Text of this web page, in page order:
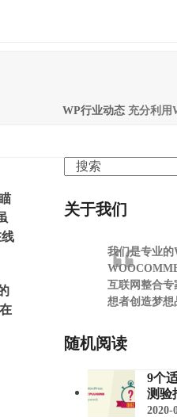
WP行业动态 充分利用
Search
关于我们
我们是专业的
互联网整合
想者创造梦想
随机阅读
9个
测验
2020-